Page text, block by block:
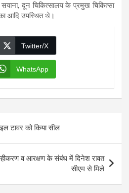
दून चिकित्सालय के प्रमुख चिकित्सा
आदि उपस्थित थे।
Twitter/X
WhatsApp
टावर को किया सील
व आरक्षण के संबंध में दिनेश रावत
सीएम से मिले